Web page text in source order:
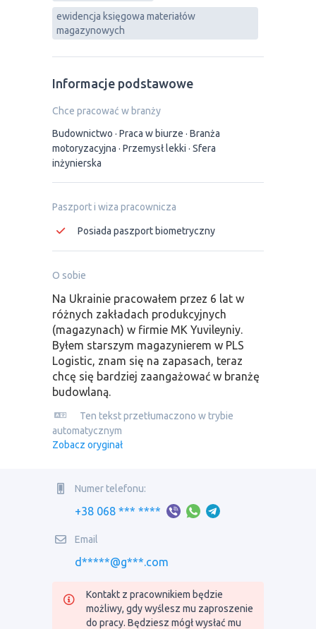
ewidencja księgowa materiałów
magazynowych
Informacje podstawowe
Chce pracować w branży
Budownictwo
Praca w biurze
Branża
motoryzacyjna
Przemysł lekki
Sfera
inżynierska
Paszport i wiza pracownicza
Posiada paszport biometryczny
O sobie
Na Ukrainie pracowałem przez 6 lat w
różnych zakładach produkcyjnych
(magazynach) w firmie MK Yuvileyniy.
Byłem starszym magazynierem w PLS
Logistic, znam się na zapasach, teraz
chcę się bardziej zaangażować w branżę
budowlaną.
Ten tekst przetłumaczono w trybie
automatycznym
Zobacz oryginał
Numer telefonu:
+38 068 *** ****
Email
d*****@g***.com
Kontakt z pracownikiem będzie
możliwy, gdy wyślesz mu zaproszenie
do pracy. Będziesz mógł wysłać mu